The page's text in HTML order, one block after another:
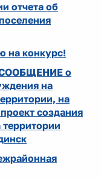
отчета об
на конкурс!
о
на
на
создания